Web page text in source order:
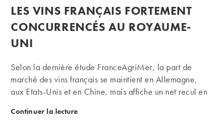
la
publication :
publiée :
LES VINS FRANÇAIS FORTEMENT
CONCURRENCÉS AU ROYAUME-
UNI
Selon la dernière étude FranceAgriMer, la part de
marché des vins français se maintient en Allemagne,
aux Etats-Unis et en Chine, mais affiche un net recul en
a en effet subi des évolutions majeures ces dernières
Continuer la lectureLes vins français fortement concurrencés au